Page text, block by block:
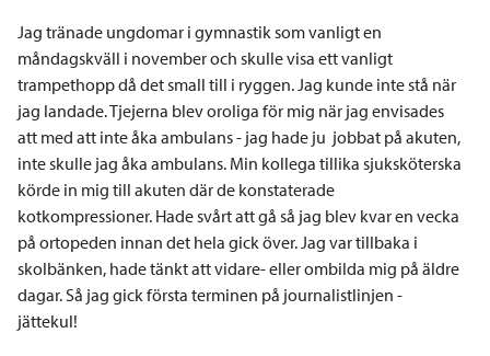
Jag tränade ungdomar i gymnastik som vanligt en
måndagskväll i november och skulle visa ett vanligt
trampethopp då det small till i ryggen. Jag kunde inte stå när
jag landade. Tjejerna blev oroliga för mig när jag envisades
att med att inte åka ambulans - jag hade ju jobbat på akuten,
inte skulle jag åka ambulans. Min kollega tillika sjuksköterska
körde in mig till akuten där de konstaterade
kotkompressioner. Hade svårt att gå så jag blev kvar en vecka
på ortopeden innan det hela gick över. Jag var tillbaka i
skolbänken, hade tänkt att vidare- eller ombilda mig på äldre
dagar. Så jag gick första terminen på journalistlinjen -
jättekul!